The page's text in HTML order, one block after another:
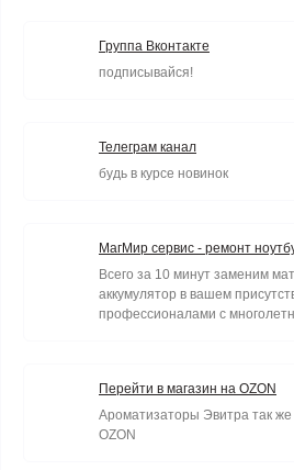
Группа Вконтакте
подписывайся!
Телеграм канал
будь в курсе новинок
МагМир сервис - ремонт
Всего за 10 минут заменим
аккумулятор в вашем
профессионалами с
Перейти в магазин на OZON
Ароматизаторы Эвитра так
OZON